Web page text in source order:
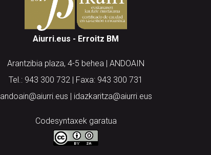
Aiurri.eus - Erroitz BM
Arantzibia plaza, 4-5 behea | ANDOAIN
Tel.: 943 300 732 | Faxa: 943 300 731
andoain@aiurri.eus | idazkaritza@aiurri.eus
Codesyntaxek garatua